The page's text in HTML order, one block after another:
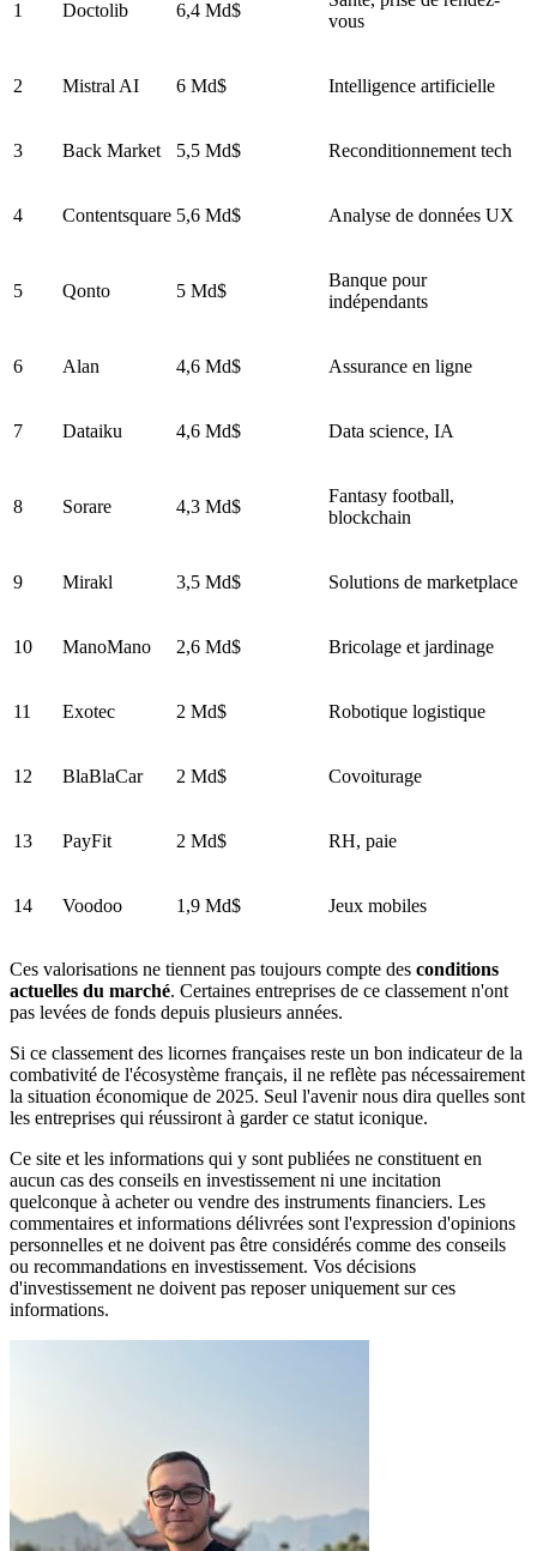
1 Doctolib 6,4 Md$
vous
2 Mistral AI 6 Md$ Intelligence artificielle
3 Back Market 5,5 Md$ Reconditionnement tech
4 Contentsquare 5,6 Md$ Analyse de données UX
5 Qonto 5 Md$
Banque pour
indépendants
6 Alan 4,6 Md$ Assurance en ligne
7 Dataiku 4,6 Md$ Data science, IA
8 Sorare 4,3 Md$
Fantasy football,
blockchain
9 Mirakl 3,5 Md$ Solutions de marketplace
10 ManoMano 2,6 Md$ Bricolage et jardinage
11 Exotec 2 Md$ Robotique logistique
12 BlaBlaCar 2 Md$ Covoiturage
13 PayFit 2 Md$ RH, paie
14 Voodoo 1,9 Md$ Jeux mobiles
Ces valorisations ne tiennent pas toujours compte des conditions
actuelles du marché. Certaines entreprises de ce classement n'ont
pas levées de fonds depuis plusieurs années.
Si ce classement des licornes françaises reste un bon indicateur de la
combativité de l'écosystème français, il ne reflète pas nécessairement
la situation économique de 2025. Seul l'avenir nous dira quelles sont
les entreprises qui réussiront à garder ce statut iconique.
Ce site et les informations qui y sont publiées ne constituent en
aucun cas des conseils en investissement ni une incitation
quelconque à acheter ou vendre des instruments financiers. Les
commentaires et informations délivrées sont l'expression d'opinions
personnelles et ne doivent pas être considérés comme des conseils
ou recommandations en investissement. Vos décisions
d'investissement ne doivent pas reposer uniquement sur ces
informations.